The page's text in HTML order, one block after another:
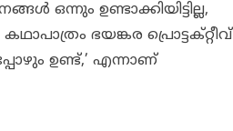
ഒന്നും ഉണ്ടാക്കിയിട്ടില്ല,
ഭയങ്കര പ്രൊട്ടക്റ്റീവ്
ഉണ്ട്,’ എന്നാണ്